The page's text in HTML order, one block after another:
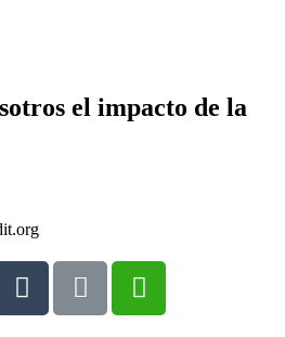
el impacto de la